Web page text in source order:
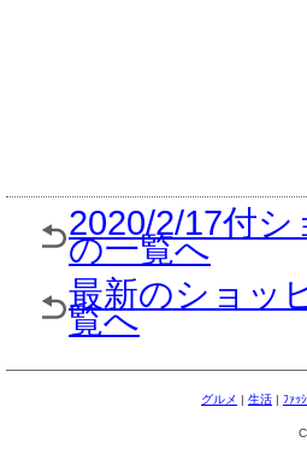
2020/2/17付
の一覧へ
最新のショッ
覧へ
グルメ | 生活 | ﾌｧｯ